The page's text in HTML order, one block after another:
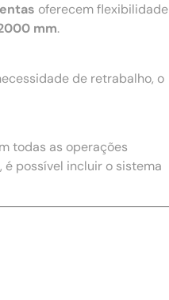
oferecem flexibilidade
mm.
de retrabalho, o
todas as operações
possível incluir o sistema